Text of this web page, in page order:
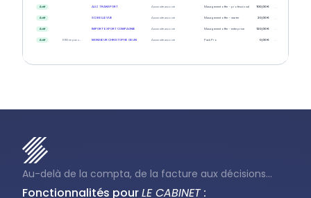
Actif ALIZ TRANSPORT Aucun site associé Management offer - professional 100,00 €
Actif SCI BELLEVUE Aucun site associé Management offer - starter 20,00 €
Actif IMPORT EXPORT COMPAGNIE Aucun site associé Management offer - enterprise 120,00 €
Actif KRIS ne pas u... MONSIEUR CHRISTOPHE GELIN Aucun site associé Pack Pro 0,00 €
Au-delà de la compta, de la facture aux décisions...
Fonctionnalités pourLE CABINET :